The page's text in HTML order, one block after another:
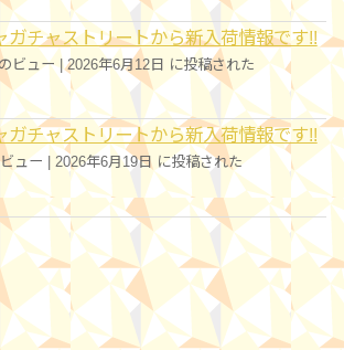
ガチャストリートから新入荷情報です!!
ビュー|2026年6月12日 に投稿された
ガチャストリートから新入荷情報です!!
ュー 2026年6月19日 に投稿された